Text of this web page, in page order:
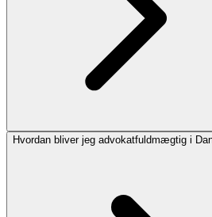
Hvordan bliver jeg advokatfuldmægtig i